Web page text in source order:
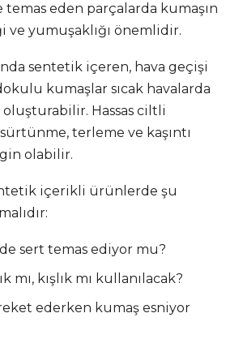
eden parçalarda kumaşın
ve yumuşaklığı önemlidir.
sentetik içeren, hava geçişi
kumaşlar sıcak havalarda
oluşturabilir. Hassas ciltli
terleme ve kaşıntı
olabilir.
içerikli ürünlerde şu
sert temas ediyor mu?
mı, kışlık mı kullanılacak?
ederken kumaş esniyor